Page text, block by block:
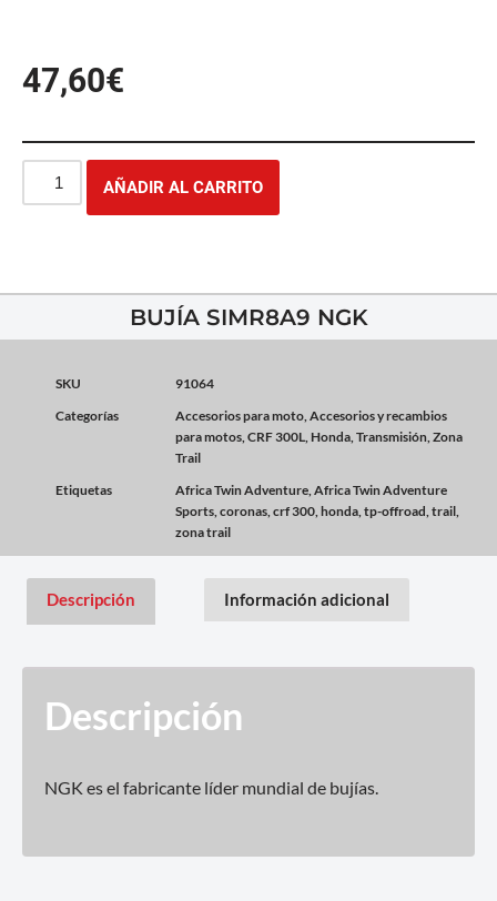
47,60€
AÑADIR AL CARRITO
BUJÍA SIMR8A9 NGK
SKU
91064
Categorías
Accesorios para moto,Accesorios y recambios
para motos,CRF 300L, Honda,Transmisión,Zona
Trail
Etiquetas
Africa Twin Adventure,Africa Twin Adventure
Sports,coronas,crf 300,honda,tp-offroad,trail,
zona trail
Descripción Información adicional
Descripción
NGK es el fabricante líder mundial de bujías.